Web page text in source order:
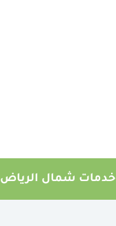
خدمات شمال الرياض